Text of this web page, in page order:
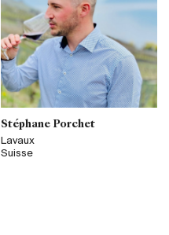
Stéphane Porchet
Lavaux
Suisse